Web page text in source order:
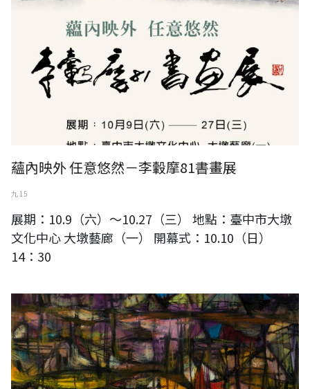
蘊內映外 任意悠然－李轂摩81書畫展
九 15
展期：10.9（六）～10.27（三） 地點：臺中市大墩
文化中心 大墩藝廊（一） 開幕式：10.10（日）
14：30
蘇奕榮---千帆過境 52.5x45 cm